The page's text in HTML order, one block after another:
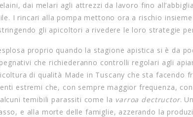
dai melari agli attrezzi da lavoro fino
I rincari alla pompa mettono ora a rischio
gli apicoltori a rivedere le loro strategie
proprio quando la stagione apistica si è da
che richiederanno controlli regolari agli
di qualità Made in Tuscany che sta facendo
estremi che, con sempre maggior frequenza,
temibili parassiti come la varroa dectructor.
e alla morte delle famiglie, azzerando la